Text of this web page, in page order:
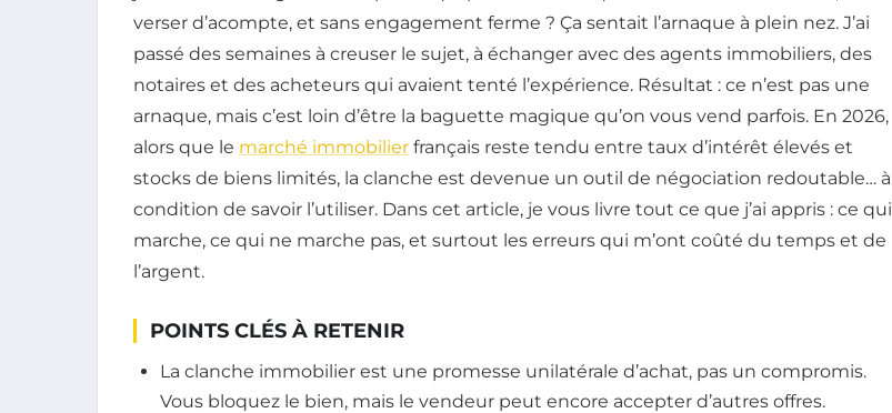
verser d’acompte, et sans engagement ferme ? Ça sentait l’arnaque à plein nez. J’ai
passé des semaines à creuser le sujet, à échanger avec des agents immobiliers, des
notaires et des acheteurs qui avaient tenté l’expérience. Résultat : ce n’est pas une
arnaque, mais c’est loin d’être la baguette magique qu’on vous vend parfois. En 2026,
alors que le marché immobilier français reste tendu entre taux d’intérêt élevés et
stocks de biens limités, la clanche est devenue un outil de négociation redoutable… à
condition de savoir l’utiliser. Dans cet article, je vous livre tout ce que j’ai appris : ce qui
marche, ce qui ne marche pas, et surtout les erreurs qui m’ont coûté du temps et de
l’argent.
POINTS CLÉS À RETENIR
La clanche immobilier est une promesse unilatérale d’achat, pas un compromis.
Vous bloquez le bien, mais le vendeur peut encore accepter d’autres offres.